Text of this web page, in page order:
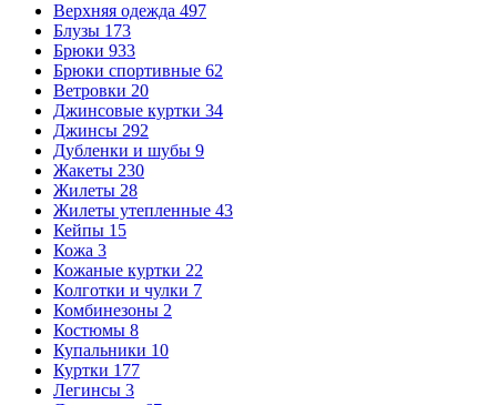
Верхняя одежда 497
Блузы 173
Брюки 933
Брюки спортивные 62
Ветровки 20
Джинсовые куртки 34
Джинсы 292
Дубленки и шубы 9
Жакеты 230
Жилеты 28
Жилеты утепленные 43
Кейпы 15
Кожа 3
Кожаные куртки 22
Колготки и чулки 7
Комбинезоны 2
Костюмы 8
Купальники 10
Куртки 177
Легинсы 3